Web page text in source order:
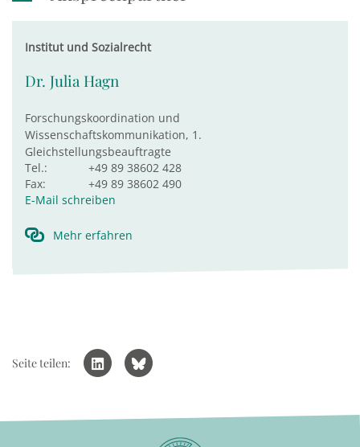
Institut und Sozialrecht
Dr. Julia Hagn
Forschungskoordination und
Wissenschaftskommunikation, 1.
Gleichstellungsbeauftragte
Tel.:
+49 89 38602 428
Fax:
+49 89 38602 490
E-Mail schreiben
Mehr erfahren
Seite teilen: